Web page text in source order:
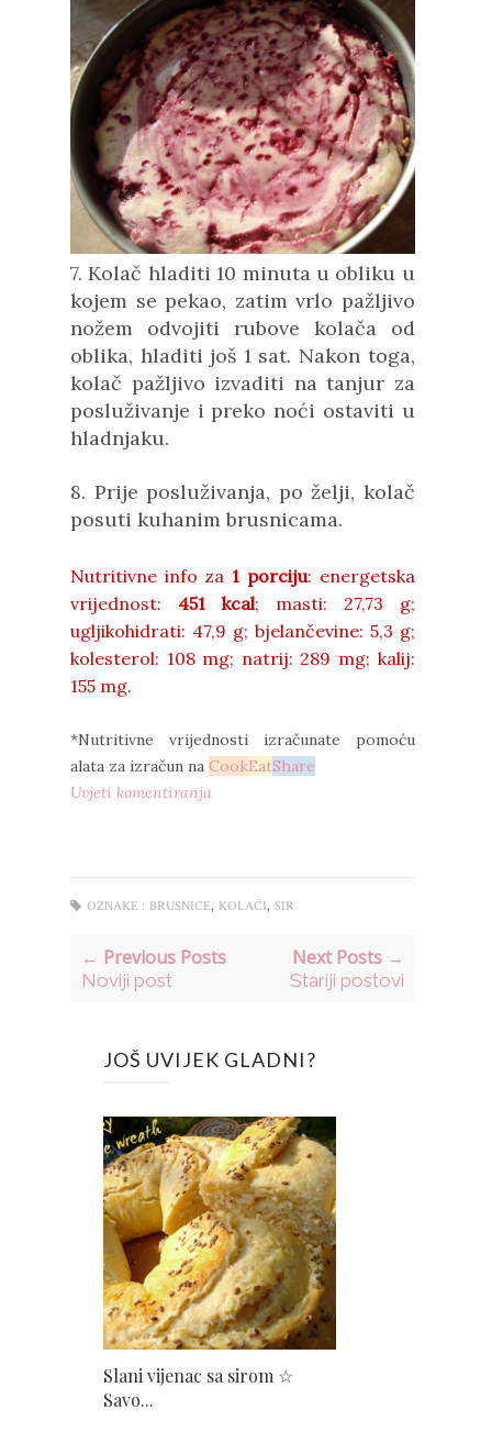
7. Kolač hladiti 10 minuta u obliku u
kojem se pekao, zatim vrlo pažljivo
nožem odvojiti rubove kolača od
oblika, hladiti još 1 sat. Nakon toga,
kolač pažljivo izvaditi na tanjur za
posluživanje i preko noći ostaviti u
hladnjaku.
8. Prije posluživanja, po želji, kolač
posuti kuhanim brusnicama.
Nutritivne info za1 porciju: energetska
vrijednost: 451 kcal; masti: 27,73 g;
ugljikohidrati: 47,9 g; bjelančevine: 5,3 g;
kolesterol: 108 mg; natrij: 289 mg; kalij:
155 mg.
*Nutritivne vrijednosti izračunate pomoću
alata za izračun na CookEatShare
Uvjeti komentiranja
OZNAKE : BRUSNICE, KOLAČI, SIR
← Previous Posts
Noviji post
Next Posts →
Stariji postovi
JOŠ UVIJEK GLADNI?
Slani vijenac sa sirom ☆
Savo...